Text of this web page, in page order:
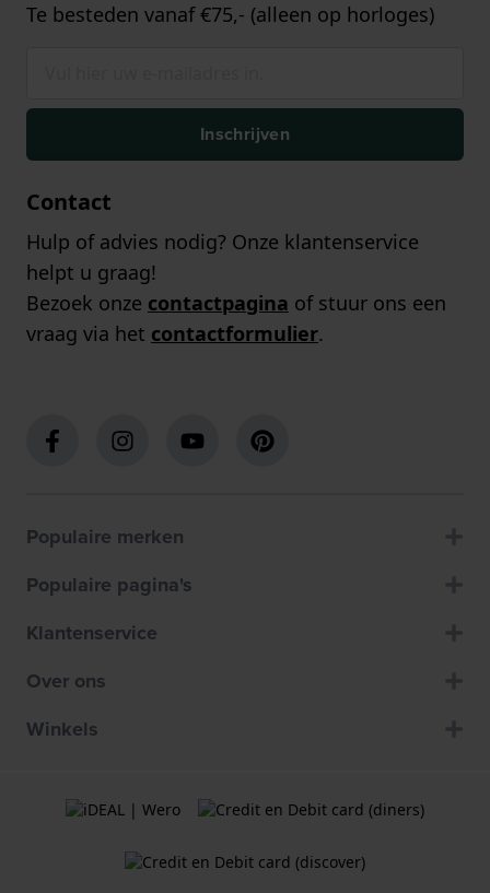
Te besteden vanaf €75,- (alleen op horloges)
Inschrijven
Contact
Hulp of advies nodig? Onze klantenservice
helpt u graag!
Bezoek onze contactpagina of stuur ons een
vraag via het contactformulier.
Populaire merken
Populaire pagina's
Klantenservice
Over ons
Winkels